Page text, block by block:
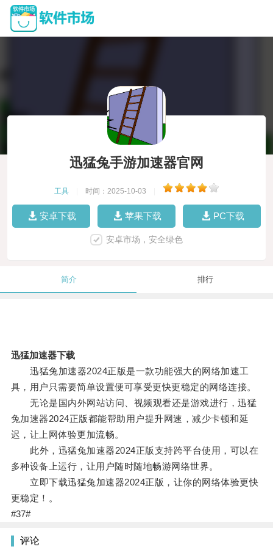
迅猛兔手游加速器官网
工具 时间：2025-10-03
安卓下载 苹果下载 PC下载
安卓市场，安全绿色
简介 排行
迅猛加速器下载
迅猛兔加速器2024正版是一款功能强大的网络加速工
具，用户只需要简单设置便可享受更快更稳定的网络连接。
无论是国内外网站访问、视频观看还是游戏进行，迅猛
兔加速器2024正版都能帮助用户提升网速，减少卡顿和延
迟，让上网体验更加流畅。
此外，迅猛兔加速器2024正版支持跨平台使用，可以在
多种设备上运行，让用户随时随地畅游网络世界。
立即下载迅猛兔加速器2024正版，让你的网络体验更快
更稳定！。
#37#
评论